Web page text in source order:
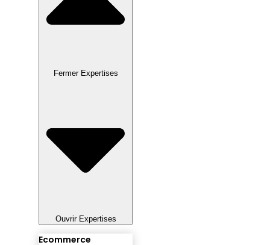
Fermer Expertises
Ouvrir Expertises
Ecommerce